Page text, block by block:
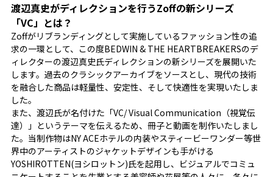
渡辺真史がディレクションを行うZoffの新シリーズ
「VC」とは？
Zoffがリブランディングとして実施しているファッション性の追
求の一環として、この度BEDWIN & THE HEARTBREAKERSのデ
ィレクターの渡辺真史氏ディレクションの新シリーズを展開いた
します。過去のクラシックアーカイブをソースとし、現代の技術
を融合した商品は軽量性、安定性、そして快適性を実現いたしま
した。
また、渡辺氏が名付けた「VC/ Visual Communication（視覚伝
達）」というテーマを伝えるため、冊子と動画を制作いたしまし
た。当制作物はNY ACEホテルの内装やスティービーワンダー等世
界中のアーティストのジャケットデザインも手がける
YOSHIROTTEN(ヨシロットン)氏を起用し、ビジュアルでコミュ